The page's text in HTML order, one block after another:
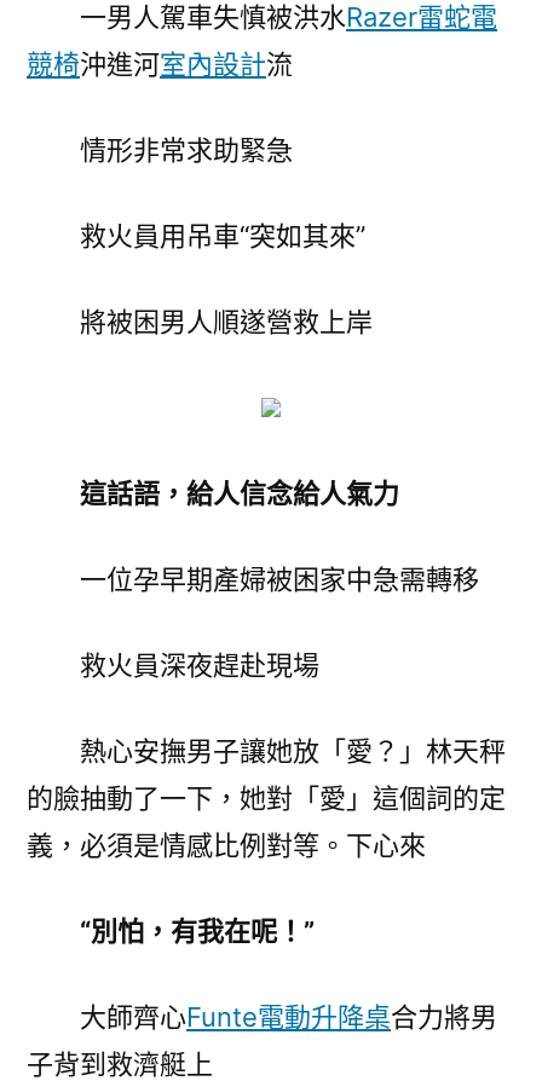
一男人駕車失慎被洪水Razer雷蛇電
競椅沖進河室內設計流
情形非常求助緊急
救火員用吊車“突如其來”
將被困男人順遂營救上岸
這話語，給人信念給人氣力
一位孕早期產婦被困家中急需轉移
救火員深夜趕赴現場
熱心安撫男子讓她放「愛？」林天秤
的臉抽動了一下，她對「愛」這個詞的定
義，必須是情感比例對等。下心來
“別怕，有我在呢！”
大師齊心Funte電動升降桌合力將男
子背到救濟艇上